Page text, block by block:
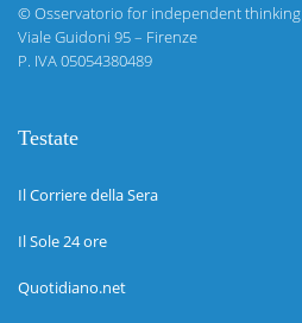
©Osservatorio for independent thinking
Viale Guidoni 95 – Firenze
P. IVA 05054380489
Testate
Il Corriere della Sera
Il Sole 24 ore
Quotidiano.net